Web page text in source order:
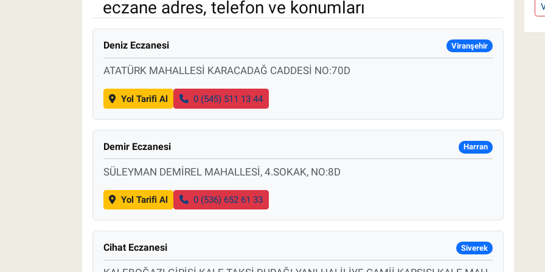
eczane adres, telefon ve konumları
Deniz Eczanesi Viranşehir
ATATÜRK MAHALLESİ KARACADAĞ CADDESİ NO:70D
Yol Tarifi Al 0 (545) 511 13 44
Demir Eczanesi Harran
SÜLEYMAN DEMİREL MAHALLESİ, 4.SOKAK, NO:8D
Yol Tarifi Al 0 (536) 652 61 33
Cihat Eczanesi Siverek
Yetiştirici Soruyor
Dünyada Tarım
Üretici Birlikleri
Şeker ve Şekerli Mamüller